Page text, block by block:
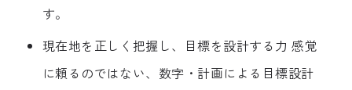
す。
現在地を正しく把握し、目標を設計する力 感覚
に頼るのではない、数字・計画による目標設計